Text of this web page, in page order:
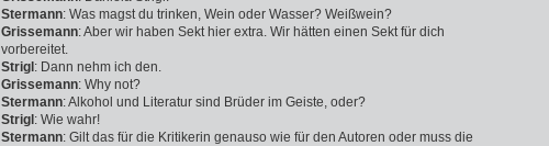
Stermann: Was magst du trinken, Wein oder Wasser? Weißwein?
Grissemann: Aber wir haben Sekt hier extra. Wir hätten einen Sekt für dich
vorbereitet.
Strigl : Dann nehm ich den.
Grissemann: Why not?
Stermann: Alkohol und Literatur sind Brüder im Geiste, oder?
Strigl : Wie wahr!
Stermann: Gilt das für die Kritikerin genauso wie für den Autoren oder muss die